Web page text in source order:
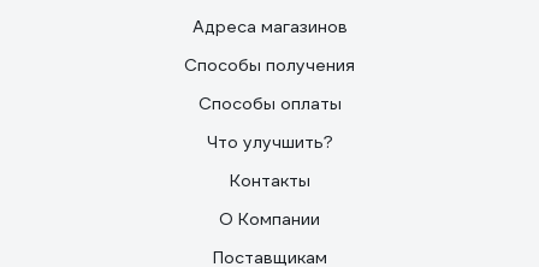
Адреса магазинов
Способы получения
Способы оплаты
Что улучшить?
Контакты
О Компании
Поставщикам